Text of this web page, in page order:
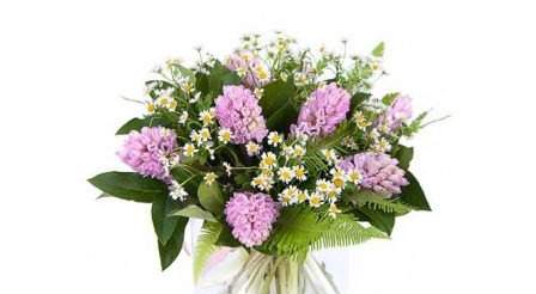
Букет 15 кустовых ромашек
3 949 ₽
Закажите привлекательный Букет 15 кустовых ромашек